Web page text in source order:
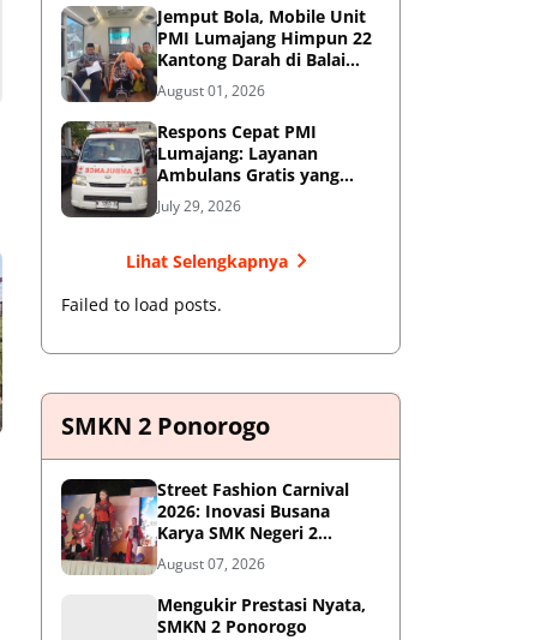
Jemput Bola, Mobile Unit
PMI Lumajang Himpun 22
Kantong Darah di Balai
Desa Jatirejo Kunir
August 01, 2026
Respons Cepat PMI
Lumajang: Layanan
Ambulans Gratis yang
Wajib Diketahui Warga
July 29, 2026
Lihat Selengkapnya
Failed to load posts.
SMKN 2 Ponorogo
Street Fashion Carnival
2026: Inovasi Busana
Karya SMK Negeri 2
Ponorogo
August 07, 2026
Mengukir Prestasi Nyata,
SMKN 2 Ponorogo